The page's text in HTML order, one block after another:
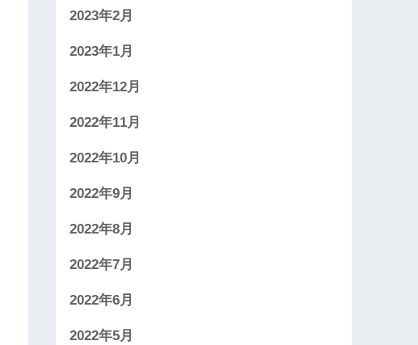
2023年2月
2023年1月
2022年12月
2022年11月
2022年10月
2022年9月
2022年8月
2022年7月
2022年6月
2022年5月